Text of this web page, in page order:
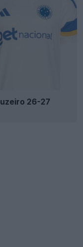
26-27